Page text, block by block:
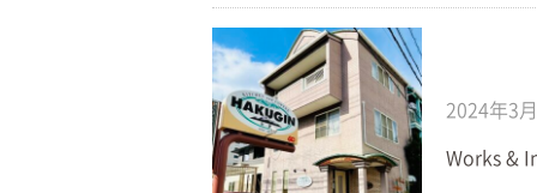
2024年3
Works &